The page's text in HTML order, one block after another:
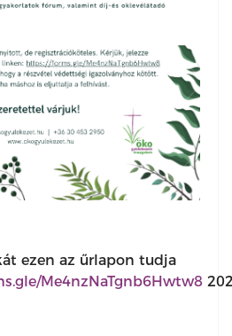
ezen az űrlapon tudja
Me4nzNaTgnb6Hwtw8